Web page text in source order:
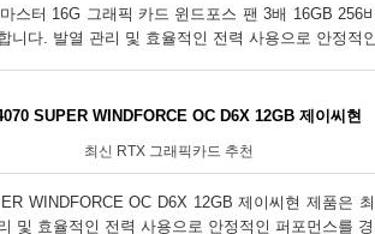
스터 16G 그래픽 카드 윈드포스 팬 3배 16GB 256
니다. 발열 관리 및 효율적인 전력 사용으로 안정적
SUPER WINDFORCE OC D6X 12GB 제이씨현
최신 RTX 그래픽카드 추천
WINDFORCE OC D6X 12GB 제이씨현 제품은
및 효율적인 전력 사용으로 안정적인 퍼포먼스를